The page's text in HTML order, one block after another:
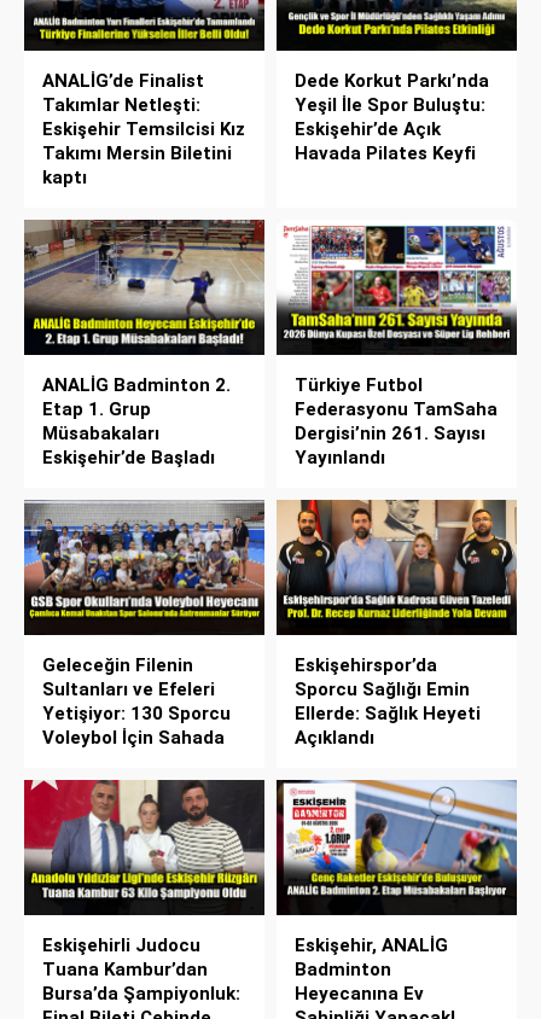
ANALİG’de Finalist
Takımlar Netleşti:
Eskişehir Temsilcisi Kız
Takımı Mersin Biletini
kaptı
Dede Korkut Parkı’nda
Yeşil İle Spor Buluştu:
Eskişehir’de Açık
Havada Pilates Keyfi
ANALİG Badminton 2.
Etap 1. Grup
Müsabakaları
Eskişehir’de Başladı
Türkiye Futbol
Federasyonu TamSaha
Dergisi’nin 261. Sayısı
Yayınlandı
Geleceğin Filenin
Sultanları ve Efeleri
Yetişiyor: 130 Sporcu
Voleybol İçin Sahada
Eskişehirspor’da
Sporcu Sağlığı Emin
Ellerde: Sağlık Heyeti
Açıklandı
Eskişehirli Judocu
Tuana Kambur’dan
Bursa’da Şampiyonluk:
Eskişehir, ANALİG
Badminton
Heyecanına Ev